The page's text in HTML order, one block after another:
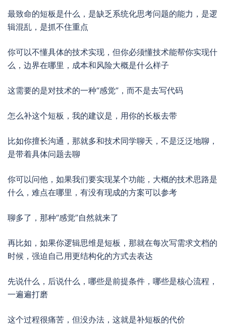
最致命的短板是什么，是缺乏系统化思考问题的能力，是逻
辑混乱，是抓不住重点
你可以不懂具体的技术实现，但你必须懂技术能帮你实现什
么，边界在哪里，成本和风险大概是什么样子
这需要的是对技术的一种“感觉”，而不是去写代码
怎么补这个短板，我的建议是，用你的长板去带
比如你擅长沟通，那就多和技术同学聊天，不是泛泛地聊，
是带着具体问题去聊
你可以问他，如果我们要实现某个功能，大概的技术思路是
什么，难点在哪里，有没有现成的方案可以参考
聊多了，那种“感觉”自然就来了
再比如，如果你逻辑思维是短板，那就在每次写需求文档的
时候，强迫自己用更结构化的方式去表达
先说什么，后说什么，哪些是前提条件，哪些是核心流程，
一遍遍打磨
这个过程很痛苦，但没办法，这就是补短板的代价